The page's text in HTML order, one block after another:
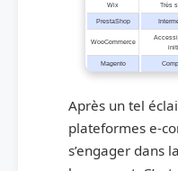
Wix Très
PrestaShop
WooCommerce
Magento
Après un tel
plateformes e-
s’engager dans la